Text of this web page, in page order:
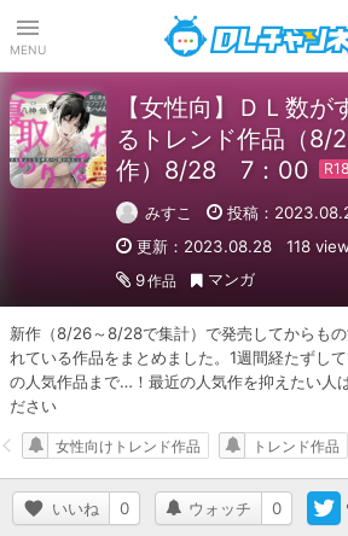
MENU
【女性向】ＤＬ数
るトレンド作品（8/
作）8/28 7：00
みすこ
投稿：
更新：2023.08.28
118
9作品 マンガ
新作（8/26～8/28で集計）で発売してからも
れている作品をまとめました。1週間経たずし
の人気作品まで…！最近の人気作を抑えたい人
ださい
いいね 0 ウォッチ 0
女性向けトレンド作品 トレンド作品